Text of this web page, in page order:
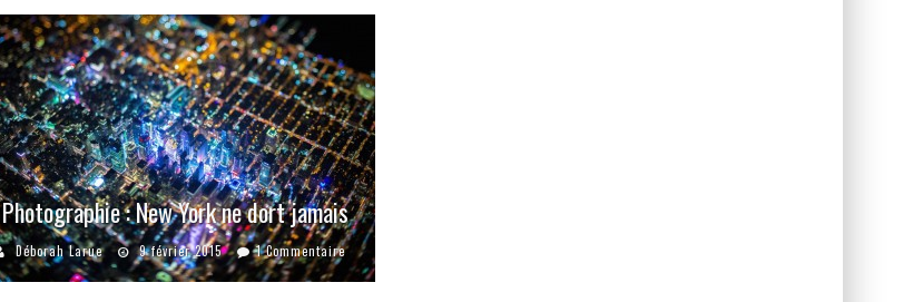
Photographie : New York ne dort jamais
Déborah Larue 9 février 2015 1 Commentaire